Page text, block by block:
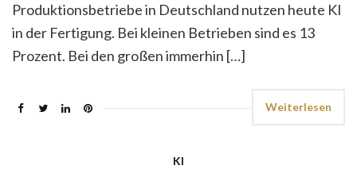
Produktionsbetriebe in Deutschland nutzen heute KI
in der Fertigung. Bei kleinen Betrieben sind es 13
Prozent. Bei den großen immerhin […]
Weiterlesen
KI